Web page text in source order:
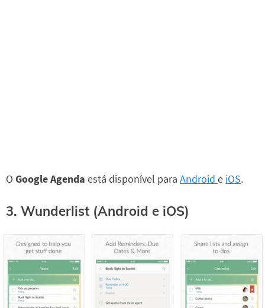
O Google Agenda está disponível para Android e iOS.
3. Wunderlist (Android e iOS)